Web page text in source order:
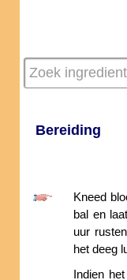
Bereiding
Kneed
bal en
uur
het deeg
Indien